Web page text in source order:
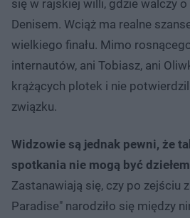
się w rajskiej willi, gdzie walczy
Denisem. Wciąż ma realne
wielkiego finału. Mimo
internautów, ani Tobiasz, ani
krążących plotek i nie
związku.
Widzowie są jednak pewni, że
spotkania nie mogą być
Zastanawiają się, czy po zejściu
Paradise" narodziło się między